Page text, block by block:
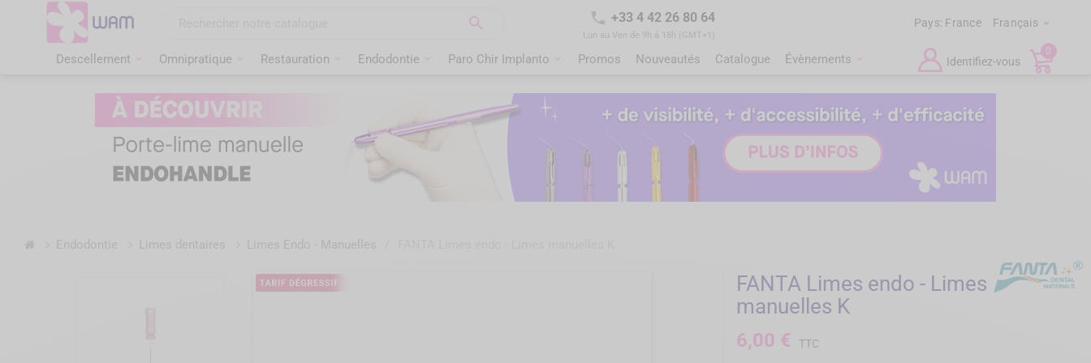
  +33 4 42 26 80 64
Lun au Ven de 9h à 18h (GMT+1)
Pays: France Français 
Descellement Omnipratique Restauration Endodontie Paro Chir Implanto Promos Nouveautés Catalogue Évènements Identifiez-vous
0
AccueilEndodontie Limes dentaires Limes Endo - Manuelles
FANTA Limes endo - Limes
manuelles K
6,00 € TTC